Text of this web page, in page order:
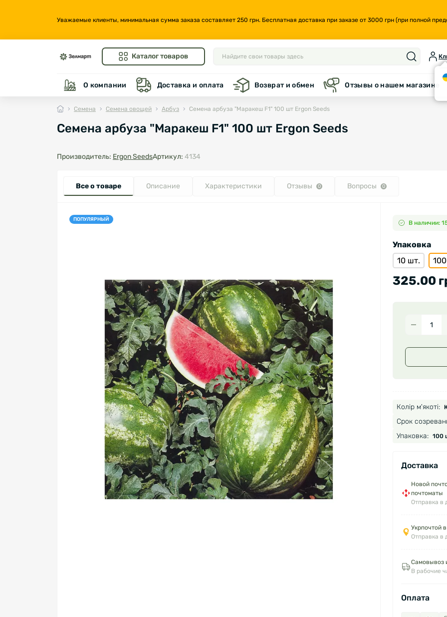
Уважаемые клиенты, минимальная сумма заказа составляет 250 грн. Бесплатная доставка при заказе от 3000 грн (при полной
Каталог товаров
О компании Доставка и оплата Возврат и обмен Отзывы о нашем магазине
Семена Семена овощей Арбуз Семена арбуза "Маракеш F1" 100 шт Ergon Seeds
Семена арбуза "Маракеш F1" 100 шт Ergon Seeds
Производитель: Ergon SeedsАртикул: 4134
Все о товаре Описание Характеристики Отзывы 0 Вопросы 0
ПОПУЛЯРНЫЙ В наличии:
Упаковка
10 шт.
325.00
Колір м'якоті:
Срок
Упаковка:
100
Доставка
Новой
почтоматы
Отправка в
Укрпочтой
Отправка в
Самовывоз
В рабочие
Оплата